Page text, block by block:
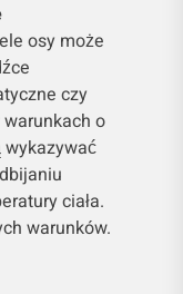
osy może
czy
o
wykazywać
ciała.
warunków.